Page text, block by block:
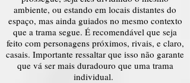
ambiente, ou estando em locais distantes do
espaço, mas ainda guiados no mesmo contexto
que a trama segue. É recomendável que seja
feito com personagens próximos, rivais, e claro,
casais. Importante ressaltar que isso não garante
que vá ser mais duradouro que uma trama
individual.